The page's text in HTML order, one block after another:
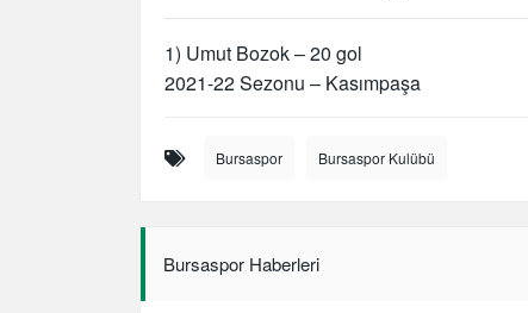
1) Umut Bozok – 20 gol
2021-22 Sezonu – Kasımpaşa
Bursaspor Bursaspor Kulübü
Bursaspor Haberleri